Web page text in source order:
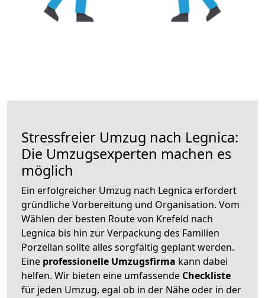
Stressfreier Umzug nach Legnica:
Die Umzugsexperten machen es
möglich
Ein erfolgreicher Umzug nach Legnica erfordert
gründliche Vorbereitung und Organisation. Vom
Wählen der besten Route von Krefeld nach
Legnica bis hin zur Verpackung des Familien
Porzellan sollte alles sorgfältig geplant werden.
Eine professionelle Umzugsfirma kann dabei
helfen. Wir bieten eine umfassende Checkliste
für jeden Umzug, egal ob in der Nähe oder in der